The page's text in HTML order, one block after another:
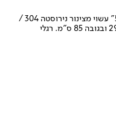
מתקן לנעילת אופניים דגם “קשת רציף 5X” עשוי מצינור נירוסטה 304 /
316 בקוטר 2 מכופף . מגיע במידות 290X61 ובגובה 85 ס”מ. רגלי